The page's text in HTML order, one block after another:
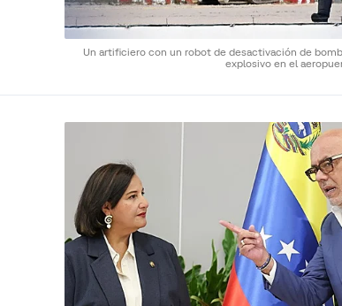
Un artificiero con un robot de desactivación de
explosivo en el